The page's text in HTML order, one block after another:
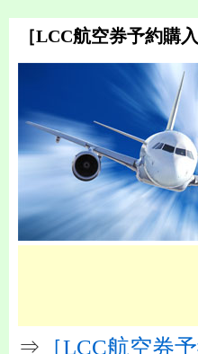
［LCC航空券予約購
⇒ ［LCC航空券